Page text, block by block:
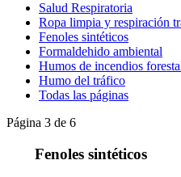
Salud Respiratoria
Ropa limpia y respiración
Fenoles sintéticos
Formaldehido ambiental
Humos de incendios
Humo del tráfico
Todas las páginas
Página 3 de 6
Fenoles sintéticos